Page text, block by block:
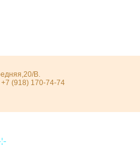
В.
(918) 170-74-74